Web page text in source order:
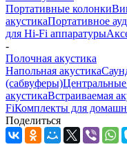
Портативные колонки
акустикаПортативное
для Hi-Fi аппаратуры
-
Полочная акустика
Напольная акустика
(сабвуферы)
акустикаВстраиваемая
FiКомплекты для
Поделиться